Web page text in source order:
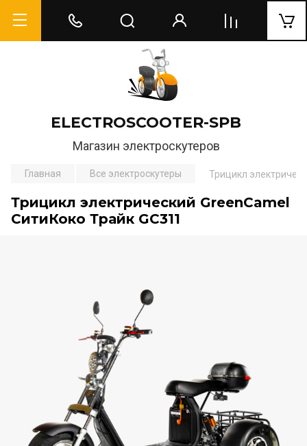
ELECTROSCOOTER-SPB
Магазин электроскутеров
Главная Все электроскутеры Трицикл
Трицикл электрический GreenCamel
СитиКоко Трайк GC311